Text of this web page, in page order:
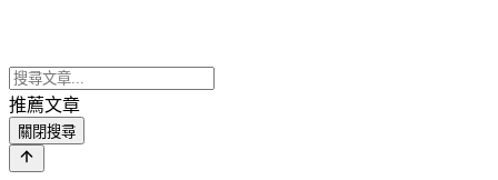
推薦文章
關閉搜尋